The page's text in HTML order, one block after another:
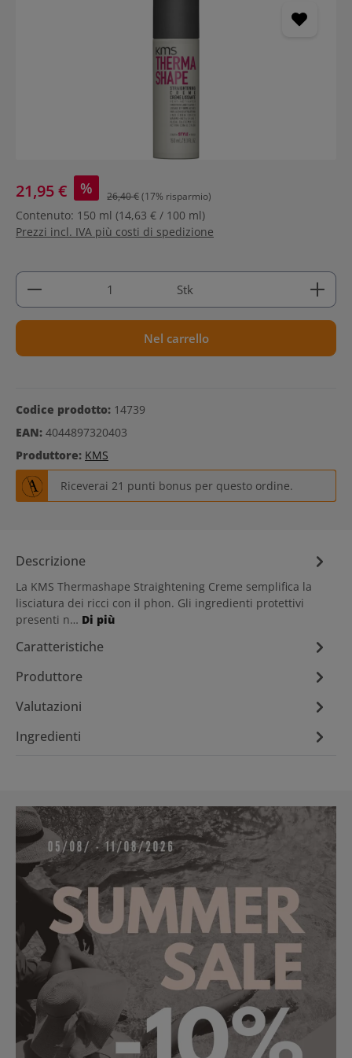
21,95 € % 26,40 €(17% risparmio)
Contenuto: 150 ml (14,63 € / 100 ml)
Prezzi incl. IVA più costi di spedizione
Quantità del prodotto: inserisci la quantità
Stk
Nel carrello
Codice prodotto: 14739
EAN: 4044897320403
Produttore: KMS
Riceverai 21 punti bonus per questo ordine.
Descrizione
La KMS Thermashape Straightening Creme semplifica la
lisciatura dei ricci con il phon. Gli ingredienti protettivi
presenti n… Di più
Caratteristiche
Produttore
Valutazioni
Ingredienti